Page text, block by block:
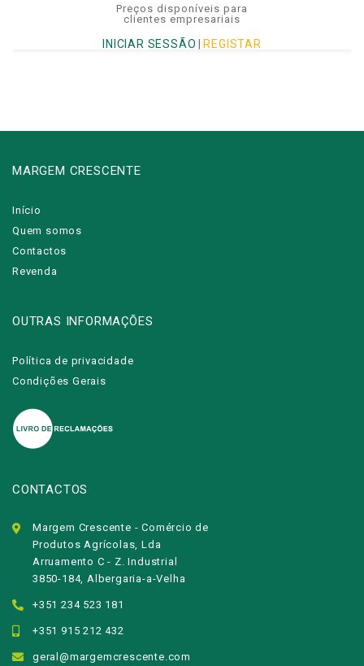
Preços disponíveis para
clientes empresariais
INICIAR SESSÃO REGISTAR
MARGEM CRESCENTE
Início
Quem somos
Contactos
Revenda
OUTRAS INFORMAÇÕES
Política de privacidade
Condições Gerais
CONTACTOS
Margem Crescente - Comércio de
Produtos Agrícolas, Lda
Arruamento C - Z. Industrial
3850-184, Albergaria-a-Velha
+351 234 523 181
+351 915 212 432
geral@margemcrescente.com